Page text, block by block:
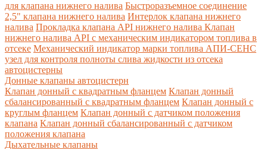
для клапана нижнего налива Быстроразъемное соединение
2,5" клапана нижнего налива Интерлок клапана нижнего
налива Прокладка клапана API нижнего налива Клапан
нижнего налива API с механическим индикатором топлива в
отсеке Механический индикатор марки топлива АПИ-СЕНС
узел для контроля полноты слива жидкости из отсека
автоцистерны
Донные клапаны автоцистерн
Клапан донный с квадратным фланцем Клапан донный
сбалансированный с квадратным фланцем Клапан донный с
круглым фланцем Клапан донный с датчиком положения
клапана Клапан донный сбалансированный с датчиком
положения клапана
Дыхательные клапаны